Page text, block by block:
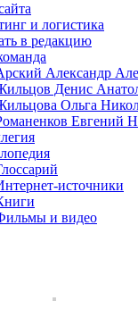
и логистика
в редакцию
Александр
Денис
Ольга
Евгений
источники
и видео